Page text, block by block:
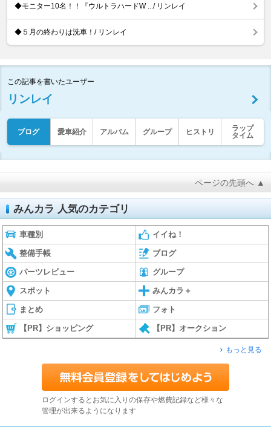
◆モニター10名！！『ウルトラハードW .../ リンレイ
◆５月の終わりは洗車！/ リンレイ
この記事を書いたユーザー
リンレイ
ブログ 愛車紹介 アルバム グループ ヒストリ
ラップ
タイム
ページの先頭へ ▲
みんカラ 人気のカテゴリ
車種別 イイね！
整備手帳 ブログ
パーツレビュー グループ
スポット みんカラ＋
まとめ フォト
【PR】ショッピング 【PR】オークション
もっと見る
ログインするとお気に入りの保存や燃費記録など様々な
管理が出来るようになります